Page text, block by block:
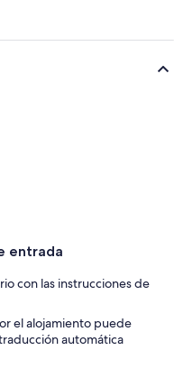
entrada
con las instrucciones de
el alojamiento puede
automática